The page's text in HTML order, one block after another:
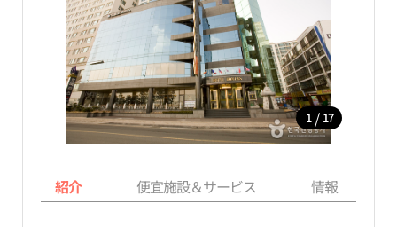
1 / 17
紹介 便宜施設＆サービス 情報